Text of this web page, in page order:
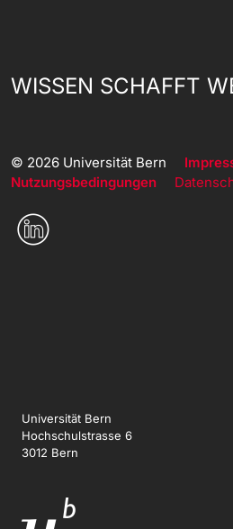
WISSEN SCHAFFT
© 2026 Universität Bern
Nutzungsbedingungen
Universität Bern
Hochschulstrasse 6
3012 Bern